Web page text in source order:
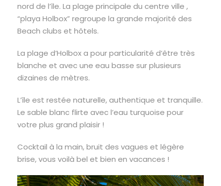
nord de l’île. La plage principale du centre ville ,
“playa Holbox” regroupe la grande majorité des
Beach clubs et hôtels.
La plage d’Holbox a pour particularité d’être très
blanche et avec une eau basse sur plusieurs
dizaines de mètres.
L’île est restée naturelle, authentique et tranquille.
Le sable blanc flirte avec l’eau turquoise pour
votre plus grand plaisir !
Cocktail à la main, bruit des vagues et légère
brise, vous voilà bel et bien en vacances !